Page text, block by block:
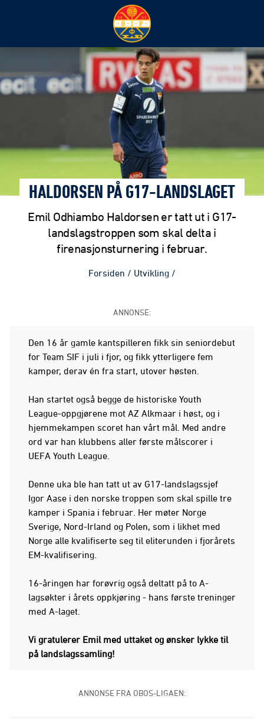
HALDORSEN PÅ G17-LANDSLAGET
Emil Odhiambo Haldorsen er tatt ut i G17-
landslagstroppen som skal delta i
firenasjonsturnering i februar.
Forsiden / Utvikling /
ANNONSE:
Den 16 år gamle kantspilleren fikk sin seniordebut
for Team SIF i juli i fjor, og fikk ytterligere fem
kamper, derav én fra start, utover høsten.
Han startet også begge de historiske Youth
League-oppgjørene mot AZ Alkmaar i høst, og i
hjemmekampen scoret han vårt mål. Med andre
ord var han klubbens aller første målscorer i
UEFA Youth League.
Denne uka ble han tatt ut av G17-landslagssjef
Igor Aase i den norske troppen som skal spille tre
kamper i Spania i februar. Her møter Norge
Sverige, Nord-Irland og Polen, som i likhet med
Norge alle kvalifiserte seg til eliterunden i fjorårets
EM-kvalifisering.
16-åringen har forøvrig også deltatt på to A-
lagsøkter i årets oppkjøring - hans første treninger
med A-laget.
Vi gratulerer Emil med uttaket og ønsker lykke til
på landslagssamling!
ANNONSE FRA OBOS-LIGAEN: